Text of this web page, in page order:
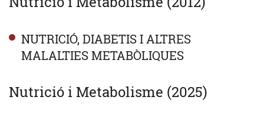
NUTRICIÓ, DIABETIS I ALTRES
MALALTIES METABÒLIQUES
Nutrició i Metabolisme (2025)